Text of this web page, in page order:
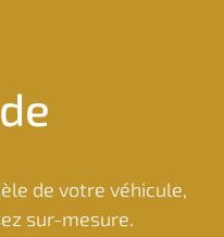
de votre véhicule,
sur-mesure.